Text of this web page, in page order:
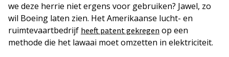
we deze herrie niet ergens voor gebruiken? Jawel, zo
wil Boeing laten zien. Het Amerikaanse lucht- en
ruimtevaartbedrijf heeft patent gekregen op een
methode die het lawaai moet omzetten in elektriciteit.